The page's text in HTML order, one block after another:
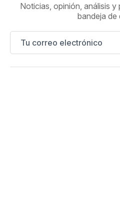
Noticias, opinión, análisis
bandeja de